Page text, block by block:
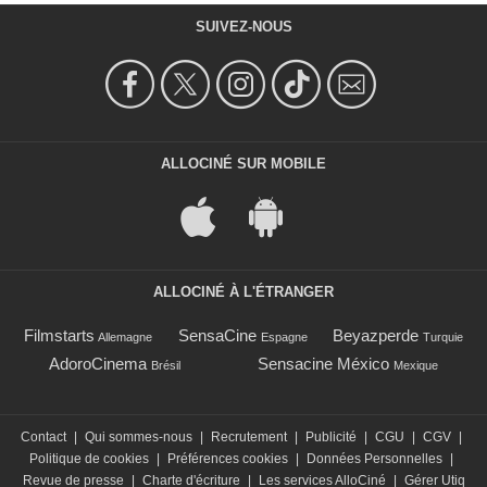
SUIVEZ-NOUS
ALLOCINÉ SUR MOBILE
ALLOCINÉ À L'ÉTRANGER
Filmstarts Allemagne SensaCine Espagne Beyazperde Turquie
AdoroCinema Brésil Sensacine México Mexique
Contact Qui sommes-nous Recrutement Publicité CGU CGV
Politique de cookies
Préférences cookies Données Personnelles
Revue de presse
Charte d'écriture Les services AlloCiné Gérer Utiq